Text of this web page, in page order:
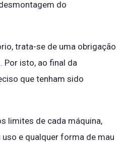
do
trata-se de uma obrigação
Por isto, ao final da
que tenham sido
limites de cada máquina,
e qualquer forma de mau